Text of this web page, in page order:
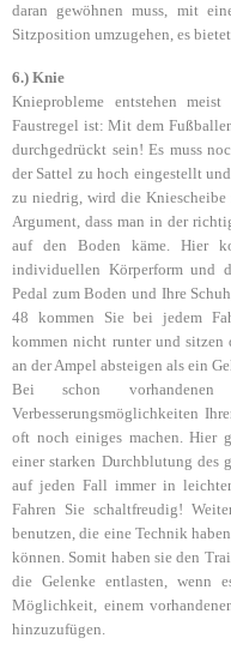
daran gewöhnen muss, mit
Sitzposition umzugehen, es
6.) Knie
Knieprobleme entstehen
Faustregel ist: Mit dem
durchgedrückt sein! Es muss
der Sattel zu hoch eingestellt
zu niedrig, wird die Kniescheibe
Argument, dass man in der
auf den Boden käme. Hier
individuellen Körperform und
Pedal zum Boden und Ihre
48 kommen Sie bei jedem
kommen nicht runter und sitzen
an der Ampel absteigen als ein
Bei schon
Verbesserungsmöglichkeiten
oft noch einiges machen. Hier
einer starken Durchblutung des
auf jeden Fall immer in
Fahren Sie schaltfreudig!
benutzen, die eine Technik
können. Somit haben sie den
die Gelenke entlasten, wenn
Möglichkeit, einem
hinzuzufügen.